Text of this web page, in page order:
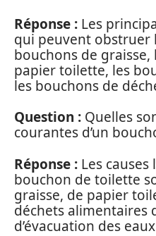
Réponse : Les
qui peuvent obstruer
bouchons de graisse,
papier toilette, les
les bouchons de
Question : Quelles
courantes d’un
Réponse : Les causes
bouchon de toilette
graisse, de papier
déchets alimentaires
d’évacuation des